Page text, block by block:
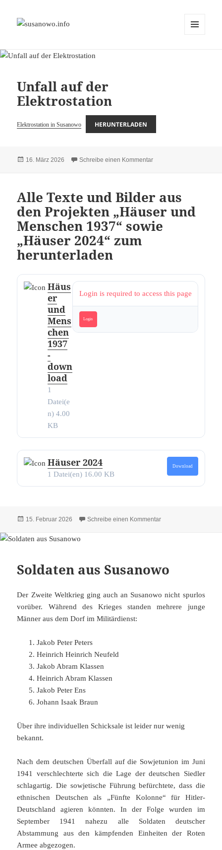
Unfall auf der
Elektrostation
Elektrostation in Susanowo HERUNTERLADEN
Veröffentlicht
16. März 2026 Schreibe einen Kommentarzu Unfall auf der
Alle Texte und Bilder aus
den Projekten „Häuser und
Menschen 1937“ sowie
„Häuser 2024“ zum
herunterladen
Häus
er
und
Mens
chen
1937
-
down
load
1
Datei(e
n) 4.00
KB
Login is required to access this page
Login
Häuser 2024
1 Datei(en) 16.00 KB
Download
Veröffentlicht
15. Februar 2026 Schreibe einen Kommentarzu Alle Texte und
Soldaten aus Susanowo
Der Zweite Weltkrieg ging auch an Susanowo nicht spurlos
vorüber. Während des Krieges standen mehrere junge
Männer aus dem Dorf im Militärdienst:
Jakob Peter Peters
Heinrich Heinrich Neufeld
Jakob Abram Klassen
Heinrich Abram Klassen
Jakob Peter Ens
Johann Isaak Braun
Über ihre individuellen Schicksale ist leider nur wenig
bekannt.
Nach dem deutschen Überfall auf die Sowjetunion im Juni
1941 verschlechterte sich die Lage der deutschen Siedler
schlagartig. Die sowjetische Führung befürchtete, dass die
ethnischen Deutschen als „Fünfte Kolonne“ für Hitler-
Deutschland agieren könnten. In der Folge wurden im
September 1941 nahezu alle Soldaten deutscher
Abstammung aus den kämpfenden Einheiten der Roten
Armee abgezogen.